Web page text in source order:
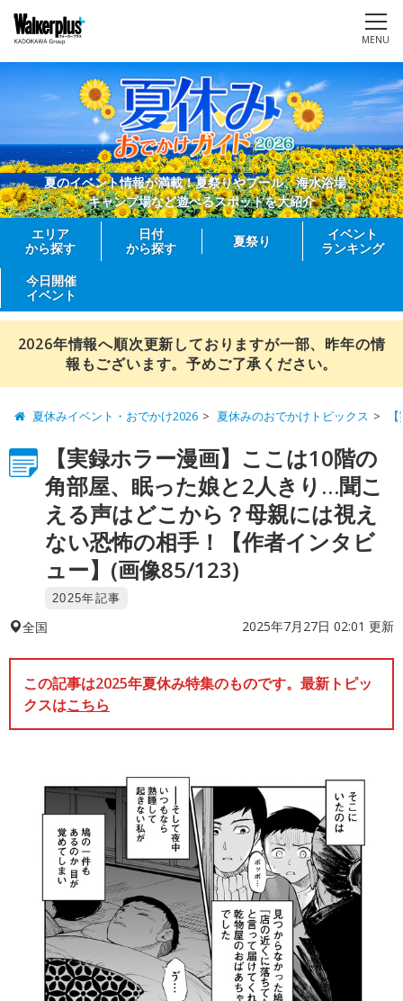
MENU
夏のイベント情報が満載！夏祭りやプール、海水浴場、
キャンプ場など遊べるスポットを大紹介
エリア
から探す
日付
から探す
夏祭り
イベント
ランキング
今日開催
イベント
2026年情報へ順次更新しておりますが一部、昨年の情
報もございます。予めご了承ください。
夏休みイベント・おでかけ2026 夏休みのおでかけトピックス
【実録ホラー漫画】ここは10階の
角部屋、眠った娘と2人きり…聞こ
える声はどこから？母親には視え
ない恐怖の相手！【作者インタビ
ュー】(画像85/123)
2025年記事
全国 2025年7月27日 02:01 更新
この記事は2025年夏休み特集のものです。最新トピッ
クスはこちら